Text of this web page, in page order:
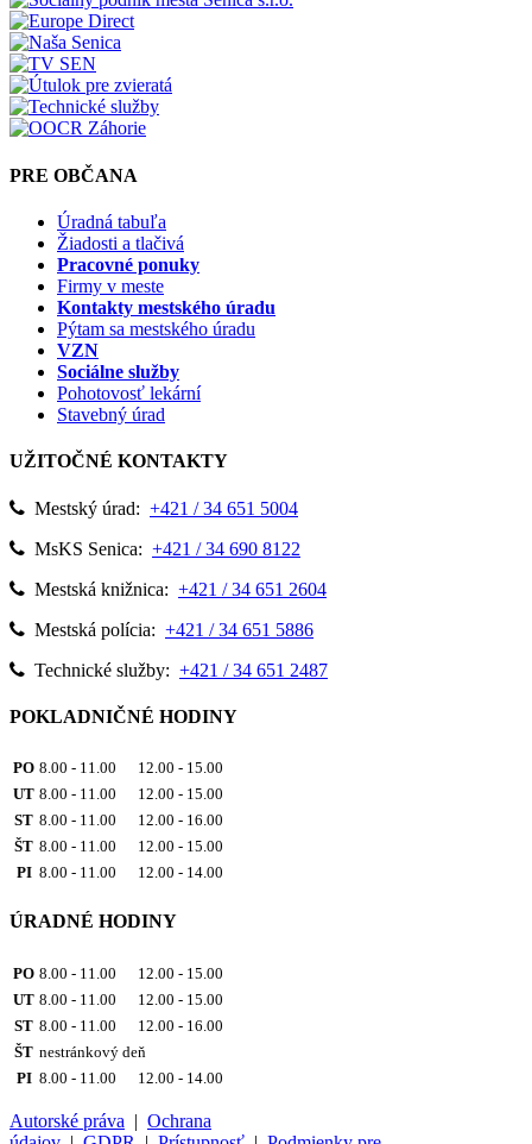
PRE OBČANA
Úradná tabuľa
Žiadosti a tlačivá
Pracovné ponuky
Firmy v meste
Kontakty mestského úradu
Pýtam sa mestského úradu
VZN
Sociálne služby
Pohotovosť lekární
Stavebný úrad
UŽITOČNÉ KONTAKTY
Mestský úrad: +421 / 34 651 5004
MsKS Senica: +421 / 34 690 8122
Mestská knižnica: +421 / 34 651 2604
Mestská polícia: +421 / 34 651 5886
Technické služby: +421 / 34 651 2487
POKLADNIČNÉ HODINY
PO 8.00 - 11.00 12.00 - 15.00
UT 8.00 - 11.00 12.00 - 15.00
ST 8.00 - 11.00 12.00 - 16.00
ŠT 8.00 - 11.00 12.00 - 15.00
PI 8.00 - 11.00 12.00 - 14.00
ÚRADNÉ HODINY
PO 8.00 - 11.00 12.00 - 15.00
UT 8.00 - 11.00 12.00 - 15.00
ST 8.00 - 11.00 12.00 - 16.00
ŠT nestránkový deň
PI 8.00 - 11.00 12.00 - 14.00
Autorské práva | Ochrana